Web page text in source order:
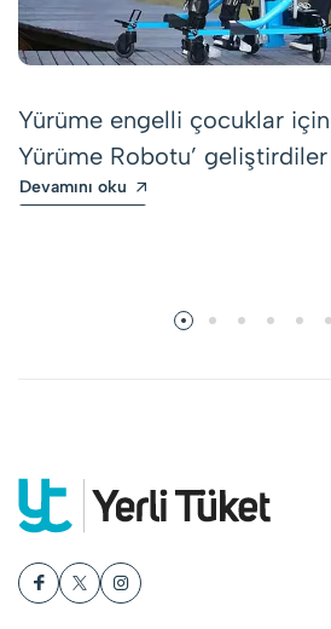
Yürüme engelli çocuklar
Yürüme Robotu’ geliştirdiler
Devamını oku